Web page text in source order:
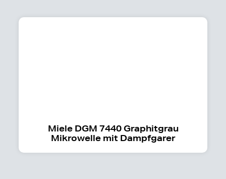
Miele DGM 7440 Graphitgrau
Mikrowelle mit Dampfgarer